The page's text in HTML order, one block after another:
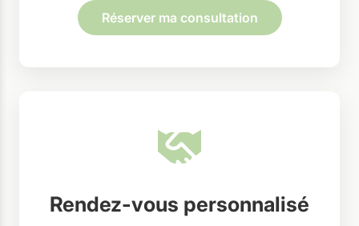
Réserver ma consultation
Rendez-vous personnalisé